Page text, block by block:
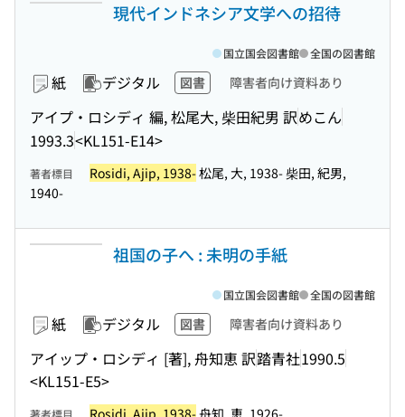
現代インドネシア文学への招待
紙 デジタル 図書 障害者向け資料あり
アイプ・ロシディ 編, 松尾大, 柴田紀男 訳めこん
1993.3<KL151-E14>
国立国会図書館 全国の図書館
著者標目 Rosidi, Ajip, 1938-松尾, 大, 1938- 柴田, 紀男,
1940-
祖国の子へ : 未明の手紙
紙 デジタル 図書 障害者向け資料あり
アイップ・ロシディ [著], 舟知恵 訳踏青社1990.5
<KL151-E5>
国立国会図書館 全国の図書館
著者標目 Rosidi, Ajip, 1938-舟知, 恵, 1926-